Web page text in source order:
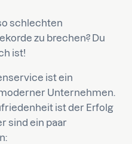
schlechten
zu brechen? Du
ist!
ist ein
Unternehmen.
ist der Erfolg
sind ein paar